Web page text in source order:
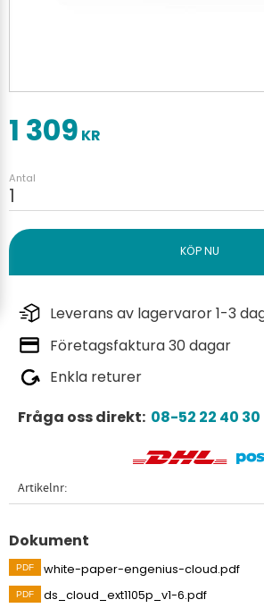
1 309 KR
Antal
Leverans av lagervaror 1-3
Företagsfaktura 30 dagar
Enkla returer
Fråga oss direkt: 08-52 22 40 30
Artikelnr
Dokument
white-paper-engenius-cloud.pdf
ds_cloud_ext1105p_v1-6.pdf